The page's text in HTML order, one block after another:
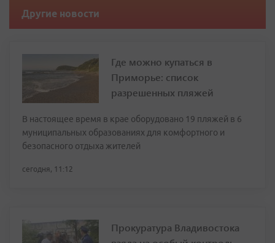
Другие новости
Где можно купаться в
Приморье: список
разрешенных пляжей
В настоящее время в крае оборудовано 19 пляжей в 6
муниципальных образованиях для комфортного и
безопасного отдыха жителей
сегодня, 11:12
Прокуратура Владивостока